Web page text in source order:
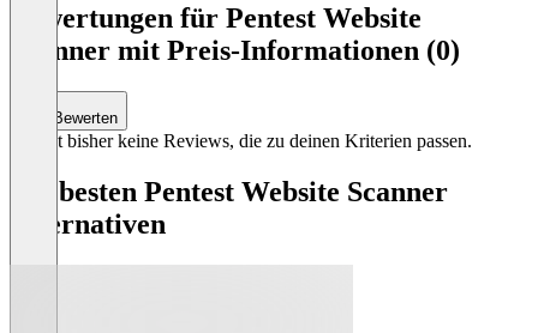
Bewertungen für Pentest Website
Scanner mit Preis-Informationen (0)
Bewerten
Es gibt bisher keine Reviews, die zu deinen Kriterien passen.
Die besten Pentest Website Scanner
Alternativen